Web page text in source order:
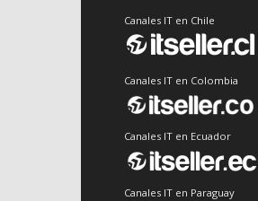
Canales IT en Chile
Canales IT en Colombia
Canales IT en Ecuador
Canales IT en Paraguay